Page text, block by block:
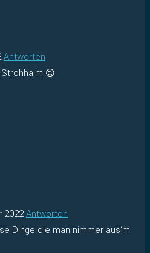
Antworten
😉
2022 Antworten
Dinge die man nimmer aus‘m